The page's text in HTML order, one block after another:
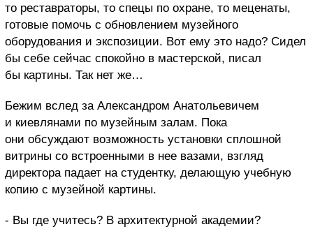
то реставраторы, то спецы по охране, то меценаты,
готовые помочь с обновлением музейного
оборудования и экспозиции. Вот ему это надо? Сидел
бы себе сейчас спокойно в мастерской, писал
бы картины. Так нет же…
Бежим вслед за Александром Анатольевичем
и киевлянами по музейным залам. Пока
они обсуждают возможность установки сплошной
витрины со встроенными в нее вазами, взгляд
директора падает на студентку, делающую учебную
копию с музейной картины.
- Вы где учитесь? В архитектурной академии?